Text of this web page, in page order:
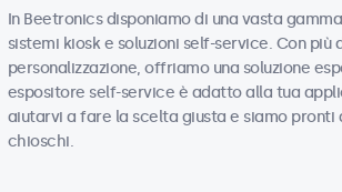
In Beetronics disponiamo di una vasta
sistemi kiosk e soluzioni self-service. Con
personalizzazione, offriamo una soluzione
espositore self-service è adatto alla tua
aiutarvi a fare la scelta giusta e siamo
chioschi.